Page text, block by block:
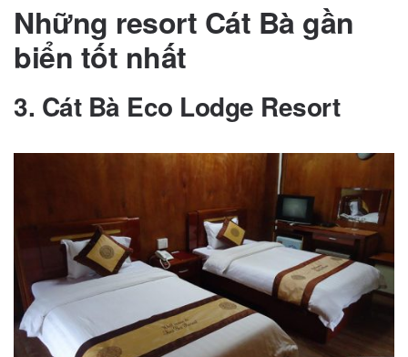
Những resort Cát Bà gần
biển tốt nhất
3. Cát Bà Eco Lodge Resort